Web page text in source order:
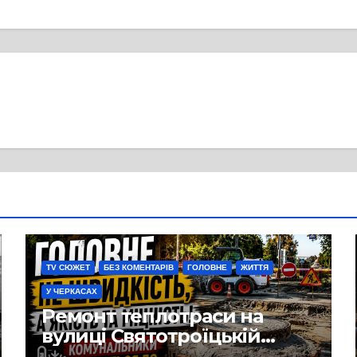
TV СЮЖЕТ БЕЗ КОМЕНТАРІВ ГОЛОВНЕ ЖИТТЯ
У ЧЕРКАСАХ
Ремонт теплотраси на
вулиці Святотроїцькій